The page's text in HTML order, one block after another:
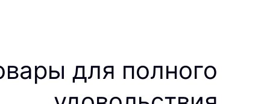
для полного